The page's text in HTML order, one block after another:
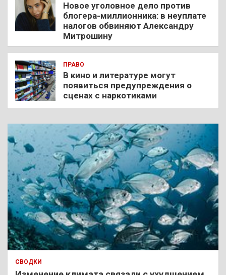
Новое уголовное дело против
блогера-миллионника: в неуплате
налогов обвиняют Александру
Митрошину
ПРАВО
В кино и литературе могут
появиться предупреждения о
сценах с наркотиками
СВОДКИ